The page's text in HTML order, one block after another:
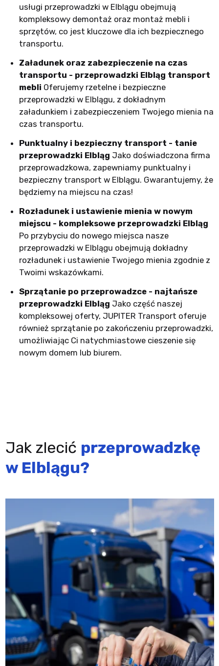
usługi przeprowadzki w Elblągu obejmują
kompleksowy demontaż oraz montaż mebli i
sprzętów, co jest kluczowe dla ich bezpiecznego
transportu.
Załadunek oraz zabezpieczenie na czas
transportu - przeprowadzki Elbląg transport
mebli Oferujemy rzetelne i bezpieczne
przeprowadzki w Elblągu, z dokładnym
załadunkiem i zabezpieczeniem Twojego mienia na
czas transportu.
Punktualny i bezpieczny transport - tanie
przeprowadzki Elbląg Jako doświadczona firma
przeprowadzkowa, zapewniamy punktualny i
bezpieczny transport w Elblągu. Gwarantujemy, że
będziemy na miejscu na czas!
Rozładunek i ustawienie mienia w nowym
miejscu - kompleksowe przeprowadzki Elbląg
Po przybyciu do nowego miejsca nasze
przeprowadzki w Elblągu obejmują dokładny
rozładunek i ustawienie Twojego mienia zgodnie z
Twoimi wskazówkami.
Sprzątanie po przeprowadzce - najtańsze
przeprowadzki Elbląg Jako część naszej
kompleksowej oferty, JUPITER Transport oferuje
również sprzątanie po zakończeniu przeprowadzki,
umożliwiając Ci natychmiastowe cieszenie się
nowym domem lub biurem.
Jak zlecić przeprowadzkę
w Elblągu?